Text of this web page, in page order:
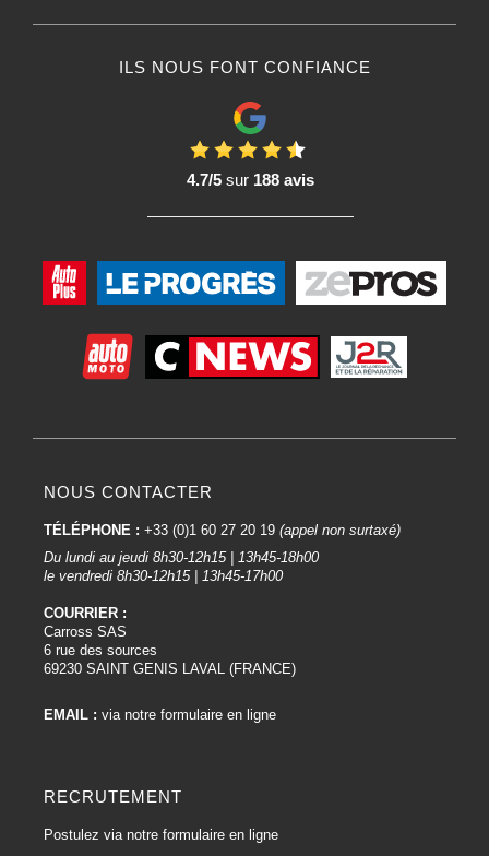
ILS NOUS FONT CONFIANCE
4.7/5sur 188 avis
NOUS CONTACTER
TÉLÉPHONE : +33 (0)1 60 27 20 19 (appel non surtaxé)
Du lundi au jeudi 8h30-12h15 | 13h45-18h00
le vendredi 8h30-12h15 | 13h45-17h00
COURRIER :
Carross SAS
6 rue des sources
69230 SAINT GENIS LAVAL (FRANCE)
EMAIL : via notre formulaire en ligne
RECRUTEMENT
Postulez via notre formulaire en ligne